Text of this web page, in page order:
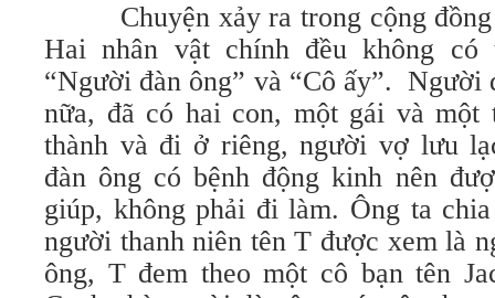
Chuyện xảy ra trong cộng đồng
Hai nhân vật chính đều không
“Người đàn ông” và “Cô ấy”. Người
nữa, đã có hai con, một gái và một
thành và đi ở riêng, người vợ lưu
đàn ông có bệnh động kinh nên
giúp, không phải đi làm. Ông ta
người thanh niên tên T được xem là
ông, T đem theo một cô bạn tên